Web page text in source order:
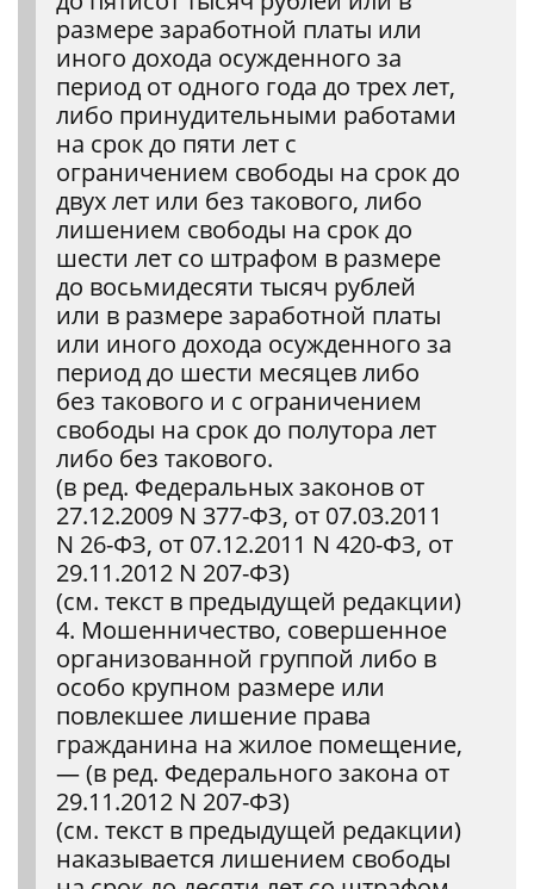
размере заработной платы или
иного дохода осужденного за
период от одного года до трех лет,
либо принудительными работами
на срок до пяти лет с
ограничением свободы на срок до
двух лет или без такового, либо
лишением свободы на срок до
шести лет со штрафом в размере
до восьмидесяти тысяч рублей
или в размере заработной платы
или иного дохода осужденного за
период до шести месяцев либо
без такового и с ограничением
свободы на срок до полутора лет
либо без такового.
(в ред. Федеральных законов от
27.12.2009 N 377-ФЗ, от 07.03.2011
N 26-ФЗ, от 07.12.2011 N 420-ФЗ, от
29.11.2012 N 207-ФЗ)
(см. текст в предыдущей редакции)
4. Мошенничество, совершенное
организованной группой либо в
особо крупном размере или
повлекшее лишение права
гражданина на жилое помещение,
— (в ред. Федерального закона от
29.11.2012 N 207-ФЗ)
(см. текст в предыдущей редакции)
наказывается лишением свободы